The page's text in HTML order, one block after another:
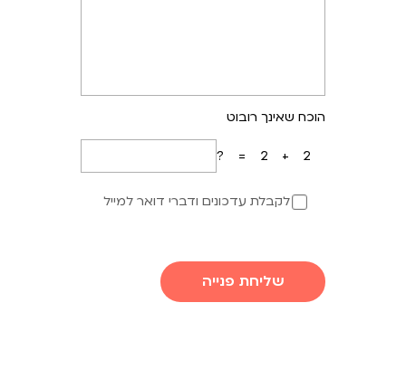
הוכח שאינך רובוט
2+2=?
לקבלת עדכונים ודברי דואר למייל
שליחת פנייה